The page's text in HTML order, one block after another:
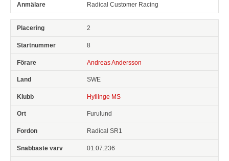
Radical Customer Racing
2
8
Andreas Andersson
SWE
Hyllinge MS
Furulund
Radical SR1
01:07.236